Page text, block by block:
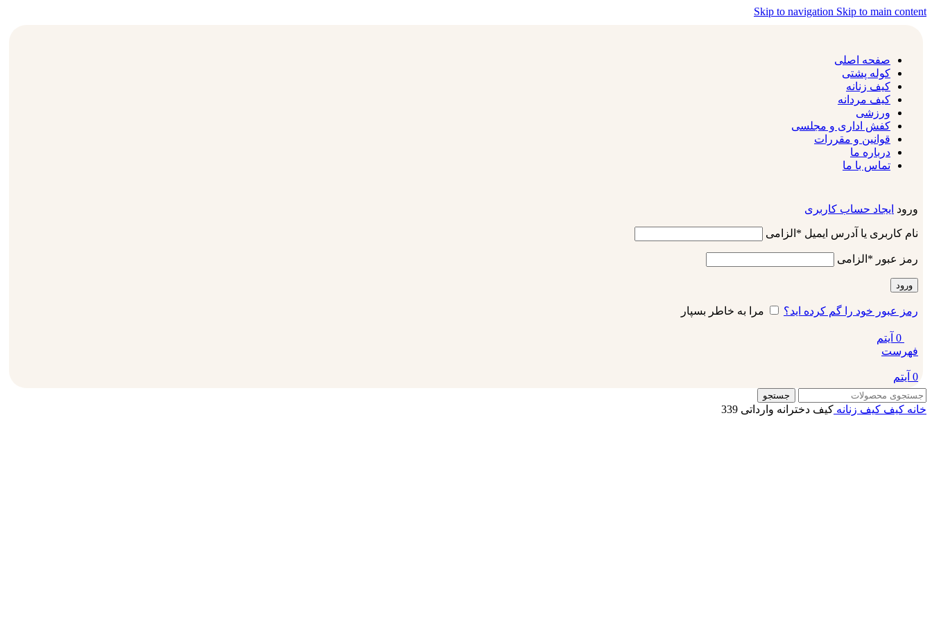
Skip to navigation Skip to main content
صفحه اصلی
کوله پشتی
کیف زنانه
کیف مردانه
ورزشی
کفش اداری و مجلسی
قوانین و مقررات
درباره ما
تماس با ما
ورود ایجاد حساب کاربری
نام کاربری یا آدرس ایمیل * الزامی
رمز عبور * الزامی
ورود
رمز عبور خود را گم کرده اید؟ مرا به خاطر بسپار
0 آیتم
فهرست
0 آیتم
جستجو
خانه کیف کیف زنانه کیف دخترانه وارداتی 339